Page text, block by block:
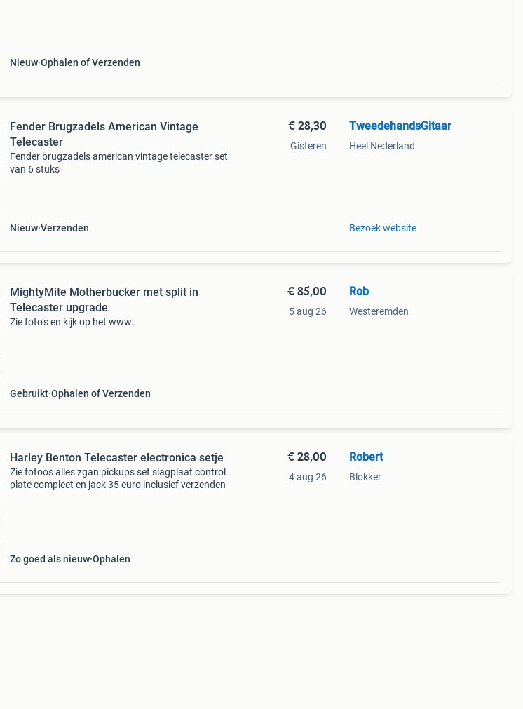
Nieuw Ophalen of Verzenden
Fender Brugzadels American Vintage
Telecaster
Fender brugzadels american vintage telecaster set
van 6 stuks
Nieuw Verzenden
€ 28,30
Gisteren
TweedehandsGitaar
Heel Nederland
Bezoek website
MightyMite Motherbucker met split in
Telecaster upgrade
Zie foto’s en kijk op het www.
Gebruikt Ophalen of Verzenden
€ 85,00
5 aug 26
Rob
Westeremden
Harley Benton Telecaster electronica setje
Zie fotoos alles zgan pickups set slagplaat control
plate compleet en jack 35 euro inclusief verzenden
Zo goed als nieuw Ophalen
€ 28,00
4 aug 26
Robert
Blokker